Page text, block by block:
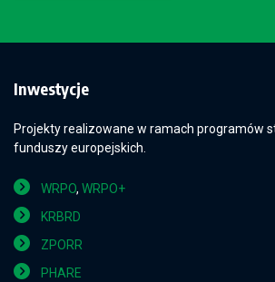
Inwestycje
Projekty realizowane w ramach programów
funduszy europejskich.
WRPO, WRPO+
KRBRD
ZPORR
PHARE